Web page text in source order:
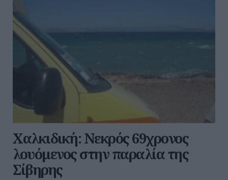
Χαλκιδική: Νεκρός 69χρονος
λουόμενος στην παραλία της
Σίβηρης